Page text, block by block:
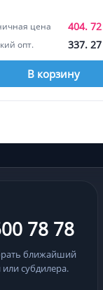
цена 404.
опт. 337.
В корзину
78 78
ближайший
субдилера.